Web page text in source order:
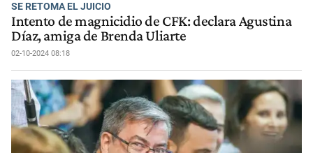
SE RETOMA EL JUICIO
Intento de magnicidio de CFK: declara Agustina
Díaz, amiga de Brenda Uliarte
02-10-2024 08:18